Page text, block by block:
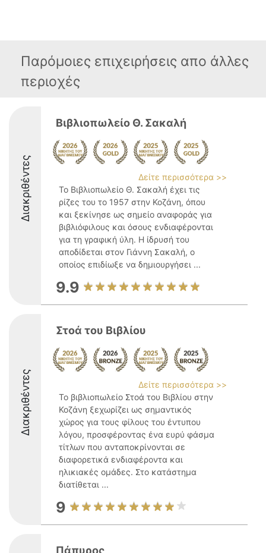
Παρόμοιες επιχειρήσεις απο άλλες
περιοχές
Διακριθέντες
Βιβλιοπωλείο Θ. Σακαλή
Δείτε περισσότερα >>
Το Βιβλιοπωλείο Θ. Σακαλή έχει τις
ρίζες του το 1957 στην Κοζάνη, όπου
και ξεκίνησε ως σημείο αναφοράς για
βιβλιόφιλους και όσους ενδιαφέρονται
για τη γραφική ύλη. Η ίδρυσή του
αποδίδεται στον Γιάννη Σακαλή, ο
οποίος επιδίωξε να δημιουργήσει ...
9.9
Διακριθέντες
Στοά του Βιβλίου
Δείτε περισσότερα >>
Το βιβλιοπωλείο Στοά του Βιβλίου στην
Κοζάνη ξεχωρίζει ως σημαντικός
χώρος για τους φίλους του έντυπου
λόγου, προσφέροντας ένα ευρύ φάσμα
τίτλων που ανταποκρίνονται σε
διαφορετικά ενδιαφέροντα και
ηλικιακές ομάδες. Στο κατάστημα
διατίθεται ...
9
Πάπυρος